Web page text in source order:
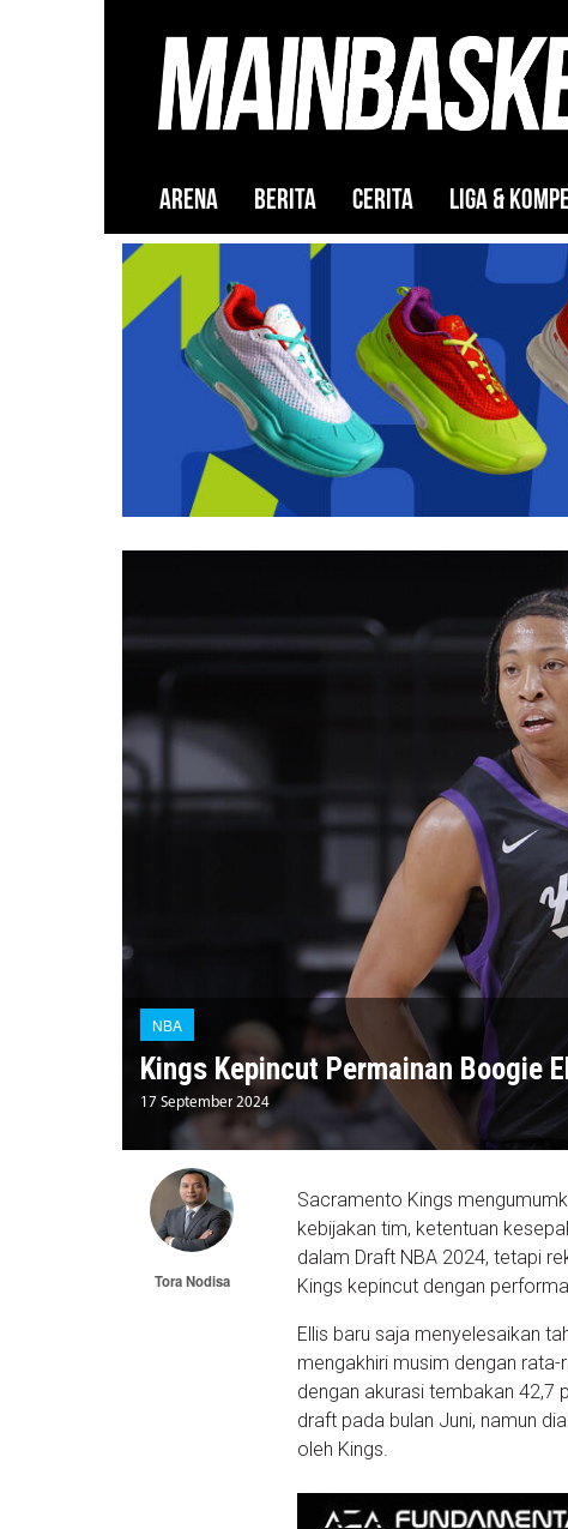
ARENA BERITA CERITA LIGA &
NBA
Kings Kepincut Permainan Boogie
17 September 2024
Tora Nodisa
Sacramento Kings
kebijakan tim, ketentuan
dalam Draft NBA 2024, tetapi
Kings kepincut dengan
Ellis baru saja menyelesaikan
mengakhiri musim dengan
dengan akurasi tembakan 42,7
draft pada bulan Juni, namun
oleh Kings.